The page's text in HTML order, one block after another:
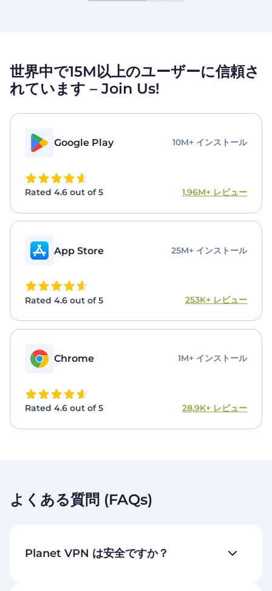
世界中で15M以上のユーザーに信頼さ
れています – Join Us!
Google Play 10M+ インストール
Rated 4.6 out of 5 1,96M+ レビュー
App Store 25M+ インストール
Rated 4.6 out of 5 253K+ レビュー
Chrome 1M+ インストール
Rated 4.6 out of 5 28,9K+ レビュー
よくある質問 (FAQs)
Planet VPN は安全ですか？